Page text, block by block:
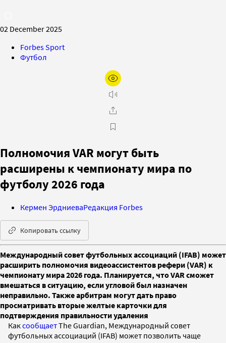
02 December 2025
Forbes Sport
Футбол
Полномочия VAR могут быть
расширены к чемпионату мира по
футболу 2026 года
Кермен ЭрдниеваРедакция Forbes
Копировать ссылку
Международный совет футбольных ассоциаций (IFAB) может
расширить полномочия видеоассистентов рефери (VAR) к
чемпионату мира 2026 года. Планируется, что VAR сможет
вмешаться в ситуацию, если угловой был назначен
неправильно. Также арбитрам могут дать право
просматривать вторые желтые карточки для
подтверждения правильности удаления
КаксообщаетThe Guardian, Международный совет
футбольных ассоциаций (IFAB) может позволить чаще